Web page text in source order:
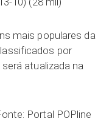
mais populares da
por
atualizada na
Portal POPline